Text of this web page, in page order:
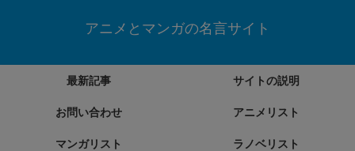
アニメとマンガの名言サイト
最新記事 サイトの説明
お問い合わせ アニメリスト
マンガリスト ラノベリスト